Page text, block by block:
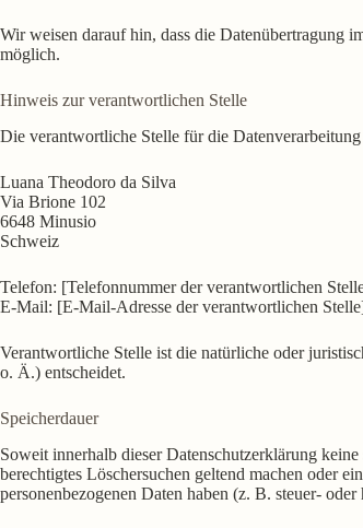
Wir weisen darauf hin, dass die Datenübertragung
möglich.
Hinweis zur verantwortlichen Stelle
Die verantwortliche Stelle für die Datenverarbeitung
Luana Theodoro da Silva
Via Brione 102
6648 Minusio
Schweiz
Telefon: [Telefonnummer der verantwortlichen
E-Mail: [E-Mail-Adresse der verantwortlichen
Verantwortliche Stelle ist die natürliche oder
o. Ä.) entscheidet.
Speicherdauer
Soweit innerhalb dieser Datenschutzerklärung
berechtigtes Löschersuchen geltend machen oder
personenbezogenen Daten haben (z. B. steuer-